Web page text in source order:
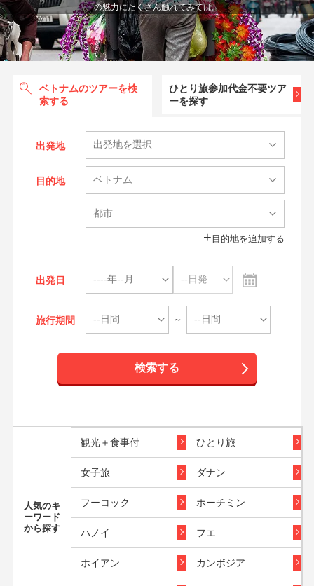
の魅力にたくさん触れてみては。
ベトナムのツアーを検
索する
ひとり旅参加代金不要ツア
ーを探す
出発地
目的地
目的地を追加する
出発日
旅行期間 ～
検索する
人気のキ
ーワード
から探す
観光＋食事付 ひとり旅
女子旅 ダナン
フーコック ホーチミン
ハノイ フエ
ホイアン カンボジア